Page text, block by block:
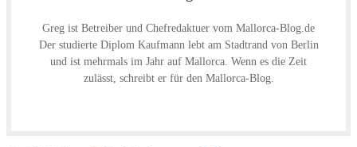
Greg ist Betreiber und Chefredaktuer vom Mallorca-Blog.de
Der studierte Diplom Kaufmann lebt am Stadtrand von Berlin
und ist mehrmals im Jahr auf Mallorca. Wenn es die Zeit
zulässt, schreibt er für den Mallorca-Blog.